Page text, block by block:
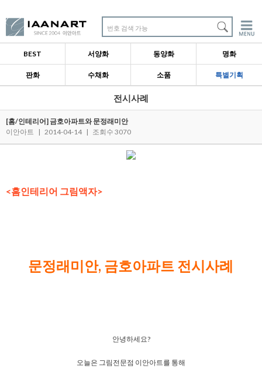
번호 검색 가능
BEST 서양화 동양화 명화
판화 수채화 소품 특별기획
전시사례
[홈/인테리어] 금호아파트와 문정래미안
이안아트
| 2014-04-14 | 조회수 3070
<홈인테리어 그림액자>
문정래미안, 금호아파트 전시사례
안녕하세요?
오늘은 그림전문점 이안아트를 통해